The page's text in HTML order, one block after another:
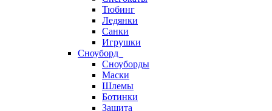
Тюбинг
Ледянки
Санки
Игрушки
Сноуборд
Сноуборды
Маски
Шлемы
Ботинки
Защита